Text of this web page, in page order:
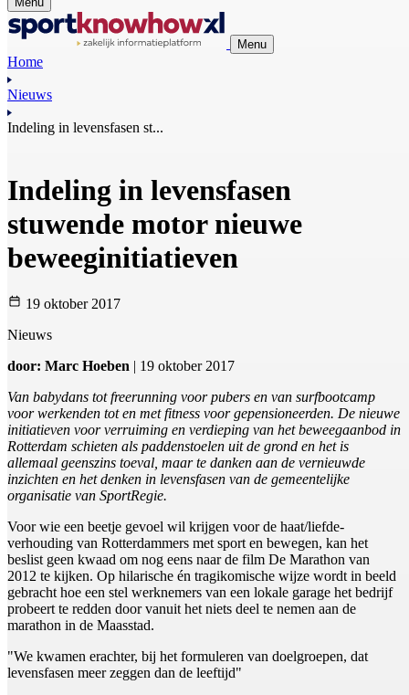
Menu
Home
Nieuws
Indeling in levensfasen st...
Indeling in levensfasen
stuwende motor nieuwe
beweeginitiatieven
19 oktober 2017
Nieuws
door: Marc Hoeben | 19 oktober 2017
Van babydans tot freerunning voor pubers en van surfbootcamp
voor werkenden tot en met fitness voor gepensioneerden. De nieuwe
initiatieven voor verruiming en verdieping van het beweegaanbod in
Rotterdam schieten als paddenstoelen uit de grond en het is
allemaal geenszins toeval, maar te danken aan de vernieuwde
inzichten en het denken in levensfasen van de gemeentelijke
organisatie van SportRegie.
Voor wie een beetje gevoel wil krijgen voor de haat/liefde-
verhouding van Rotterdammers met sport en bewegen, kan het
beslist geen kwaad om nog eens naar de film De Marathon van
2012 te kijken. Op hilarische én tragikomische wijze wordt in beeld
gebracht hoe een stel werknemers van een lokale garage het bedrijf
probeert te redden door vanuit het niets deel te nemen aan de
marathon in de Maasstad.
"We kwamen erachter, bij het formuleren van doelgroepen, dat
levensfasen meer zeggen dan de leeftijd"